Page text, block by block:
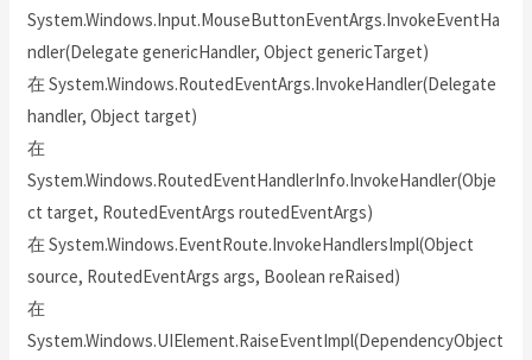
System.Windows.Input.MouseButtonEventArgs.InvokeEventHa
ndler(Delegate genericHandler, Object genericTarget)
在 System.Windows.RoutedEventArgs.InvokeHandler(Delegate
handler, Object target)
在
System.Windows.RoutedEventHandlerInfo.InvokeHandler(Obje
ct target, RoutedEventArgs routedEventArgs)
在 System.Windows.EventRoute.InvokeHandlersImpl(Object
source, RoutedEventArgs args, Boolean reRaised)
在
System.Windows.UIElement.RaiseEventImpl(DependencyObject